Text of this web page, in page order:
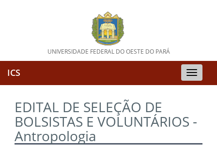
UNIVERSIDADE FEDERAL DO OESTE DO PARÁ
Toggle
ICS
EDITAL DE SELEÇÃO DE
BOLSISTAS E VOLUNTÁRIOS -
Antropologia